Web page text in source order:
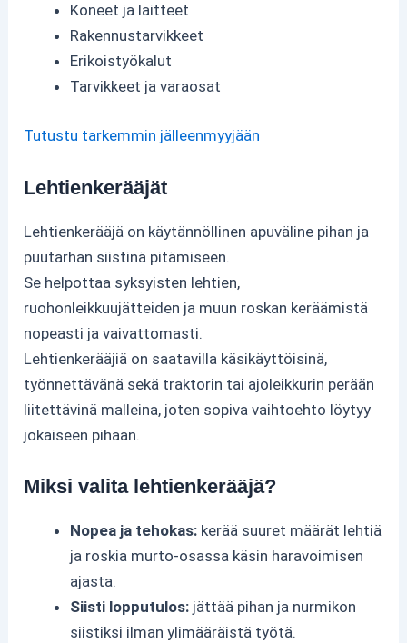
Koneet ja laitteet
Rakennustarvikkeet
Erikoistyökalut
Tarvikkeet ja varaosat
Tutustu tarkemmin jälleenmyyjään
Lehtienkerääjät
Lehtienkerääjä on käytännöllinen apuväline pihan ja
puutarhan siistinä pitämiseen.
Se helpottaa syksyisten lehtien,
ruohonleikkuujätteiden ja muun roskan keräämistä
nopeasti ja vaivattomasti.
Lehtienkerääjiä on saatavilla käsikäyttöisinä,
työnnettävänä sekä traktorin tai ajoleikkurin perään
liitettävinä malleina, joten sopiva vaihtoehto löytyy
jokaiseen pihaan.
Miksi valita lehtienkerääjä?
Nopea ja tehokas: kerää suuret määrät lehtiä
ja roskia murto-osassa käsin haravoimisen
ajasta.
Siisti lopputulos: jättää pihan ja nurmikon
siistiksi ilman ylimääräistä työtä.